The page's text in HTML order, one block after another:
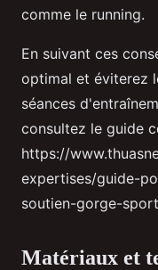
comme le running.
En suivant ces
optimal et éviterez
séances
consultez le guide
https://
expertises/guide-
soutien-gorge-
Matériaux et